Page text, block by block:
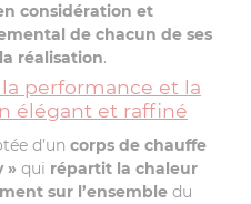
considération et
de chacun de ses
réalisation.
performance et la
élégant et raffiné
d’un corps de chauffe
» qui répartit la chaleur
sur l’ensemble du